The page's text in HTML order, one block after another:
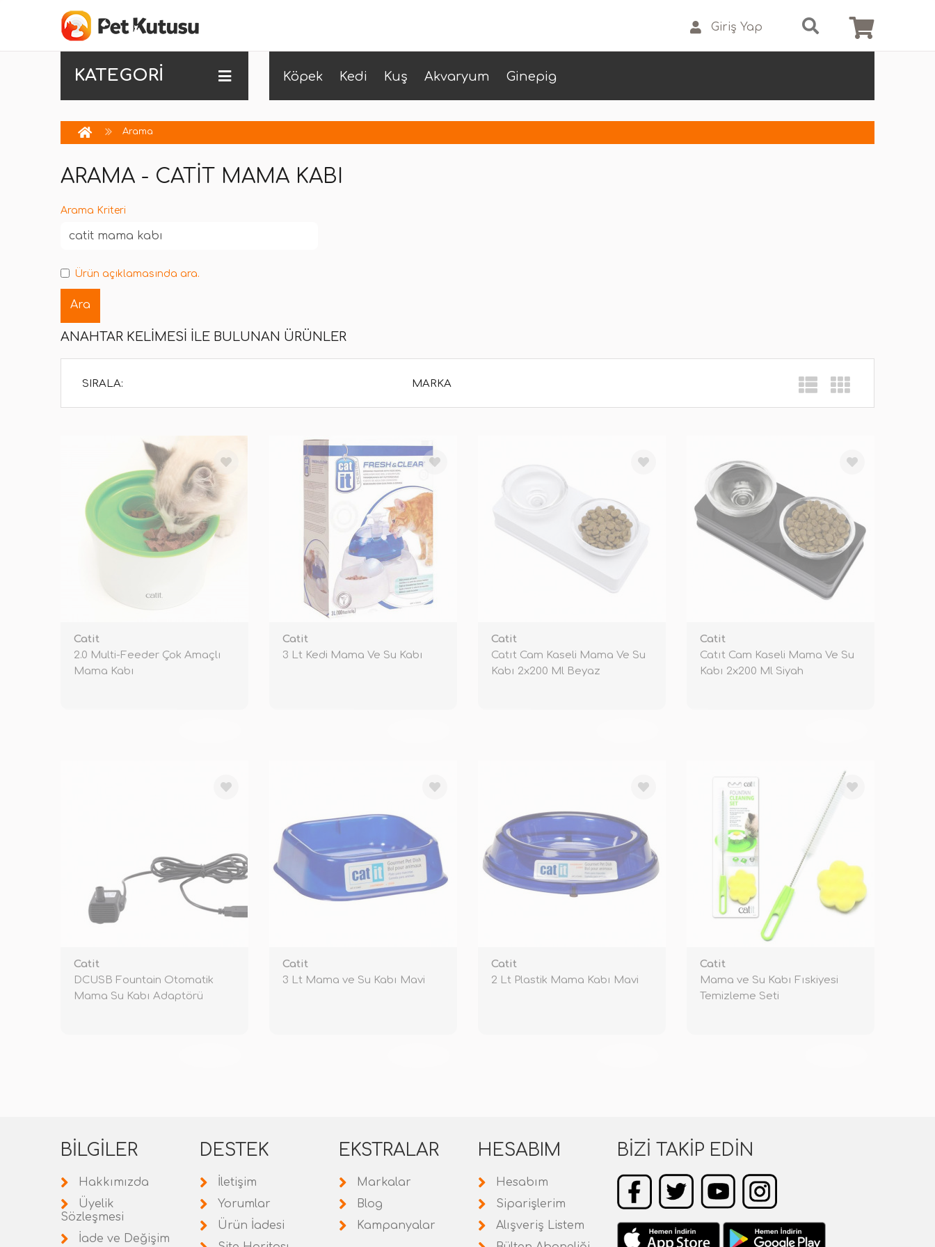
Giriş Yap
KATEGORİ Köpek Kedi Kuş Akvaryum Ginepig
Arama
ARAMA - CATIT MAMA KABI
Arama Kriteri
Ürün açıklamasında ara.
ANAHTAR KELIMESI ILE BULUNAN ÜRÜNLER
SIRALA: MARKA
Catit
2.0 Multi-Feeder Çok Amaçlı
Mama Kabı
Catit
3 Lt Kedi Mama Ve Su Kabı
Catit
Catıt Cam Kaseli Mama Ve Su
Kabı 2x200 Ml Beyaz
Catit
Catıt Cam Kaseli Mama Ve Su
Kabı 2x200 Ml Siyah
Catit
DCUSB Fountain Otomatik
Mama Su Kabı Adaptörü
Catit
3 Lt Mama ve Su Kabı Mavi
Catit
2 Lt Plastik Mama Kabı Mavi
Catit
Mama ve Su Kabı Fıskiyesi
Temizleme Seti
BILGILER
Hakkımızda
Üyelik
Sözleşmesi
İade ve Değişim
DESTEK
İletişim
Yorumlar
Ürün İadesi
EKSTRALAR
Markalar
Blog
Kampanyalar
HESABIM
Hesabım
Siparişlerim
Alışveriş Listem
BIZI TAKIP EDIN